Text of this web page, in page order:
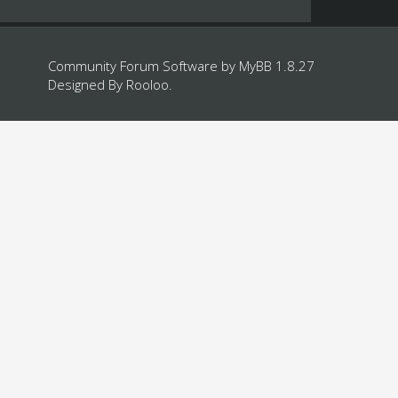
Community Forum Software by MyBB 1.8.27
Designed By Rooloo.